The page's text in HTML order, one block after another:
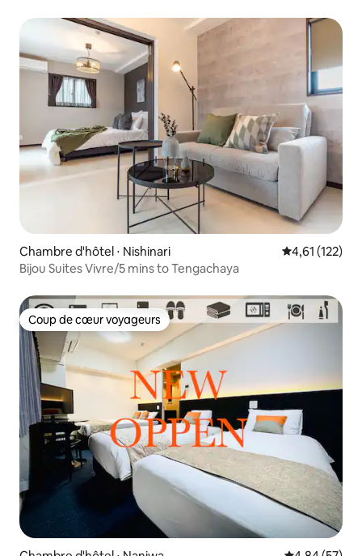
Chambre d'hôtel ⋅ Nishinari Évaluation
4,61 (122)
Bijou Suites Vivre/5 mins to Tengachaya
Coup de cœur voyageurs
Coup de cœur voyageurs